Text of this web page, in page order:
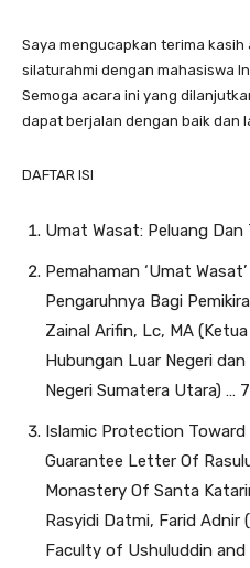
Saya mengucapkan terima
silaturahmi dengan mahasiswa
Semoga acara ini yang
dapat berjalan dengan baik dan
DAFTAR ISI
Umat Wasat: Peluang Dan
Pemahaman ‘Umat
Pengaruhnya Bagi
Zainal Arifin, Lc, MA
Hubungan Luar Negeri
Negeri Sumatera Utara) … 7
Islamic Protection
Guarantee Letter Of
Monastery Of Santa
Rasyidi Datmi, Farid
Faculty of Ushuluddin